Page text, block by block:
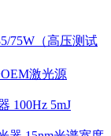
75W（高压测试
激光源
100Hz 5mJ